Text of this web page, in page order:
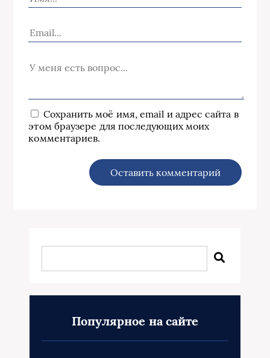
Сохранить моё имя, email и адрес сайта в
этом браузере для последующих моих
комментариев.
Популярное на сайте